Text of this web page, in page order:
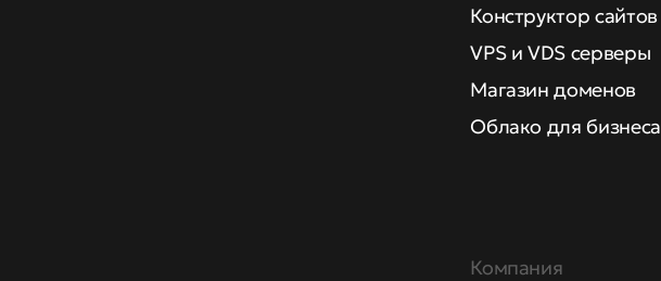
Конструктор сайтов
VPS и VDS серверы
Магазин доменов
Облако для бизнеса
Компания